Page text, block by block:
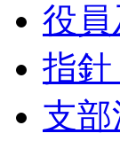
役
指
支